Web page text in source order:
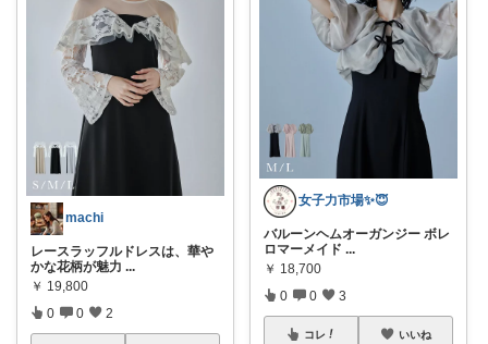
machi
レースラッフルドレスは、華や
かな花柄が魅力 ...
￥ 19,800
0 0 2
女子力市場✨😇
バルーンヘムオーガンジー ボレ
ロマーメイド ...
￥ 18,700
0 0 3
コレ いいね